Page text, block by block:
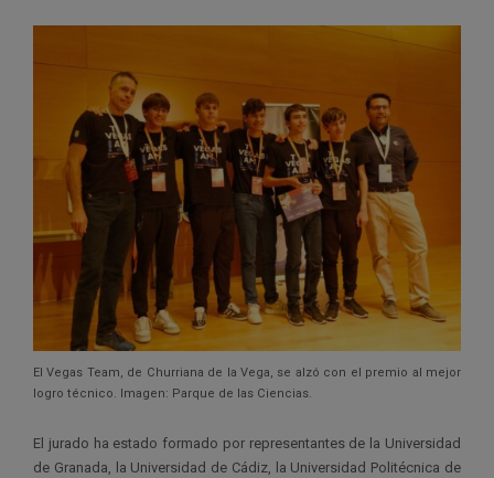
El Vegas Team, de Churriana de la Vega, se alzó con el premio al mejor
logro técnico. Imagen: Parque de las Ciencias.
El jurado ha estado formado por representantes de la Universidad
de Granada, la Universidad de Cádiz, la Universidad Politécnica de